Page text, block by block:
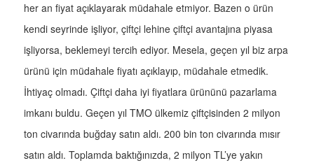
her an fiyat açıklayarak müdahale etmiyor. Bazen o ürün
kendi seyrinde işliyor, çiftçi lehine çiftçi avantajına piyasa
işliyorsa, beklemeyi tercih ediyor. Mesela, geçen yıl biz arpa
ürünü için müdahale fiyatı açıklayıp, müdahale etmedik.
İhtiyaç olmadı. Çiftçi daha iyi fiyatlara ürününü pazarlama
imkanı buldu. Geçen yıl TMO ülkemiz çiftçisinden 2 milyon
ton civarında buğday satın aldı. 200 bin ton civarında mısır
satın aldı. Toplamda baktığınızda, 2 milyon TL’ye yakın